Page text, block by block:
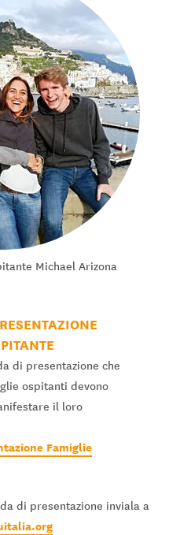
Michael Arizona
di presentazione che
ospitanti devono
il loro
Famiglie
di presentazione inviala a